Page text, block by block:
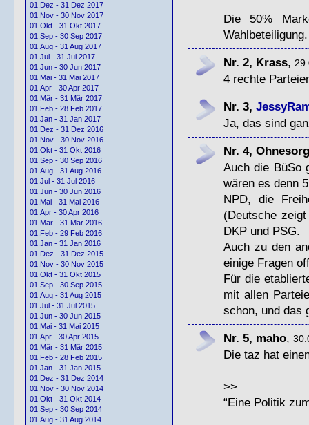
01.Dez - 31 Dez 2017
01.Nov - 30 Nov 2017
01.Okt - 31 Okt 2017
01.Sep - 30 Sep 2017
01.Aug - 31 Aug 2017
01.Jul - 31 Jul 2017
01.Jun - 30 Jun 2017
01.Mai - 31 Mai 2017
01.Apr - 30 Apr 2017
01.Mär - 31 Mär 2017
01.Feb - 28 Feb 2017
01.Jan - 31 Jan 2017
01.Dez - 31 Dez 2016
01.Nov - 30 Nov 2016
01.Okt - 31 Okt 2016
01.Sep - 30 Sep 2016
01.Aug - 31 Aug 2016
01.Jul - 31 Jul 2016
01.Jun - 30 Jun 2016
01.Mai - 31 Mai 2016
01.Apr - 30 Apr 2016
01.Mär - 31 Mär 2016
01.Feb - 29 Feb 2016
01.Jan - 31 Jan 2016
01.Dez - 31 Dez 2015
01.Nov - 30 Nov 2015
01.Okt - 31 Okt 2015
01.Sep - 30 Sep 2015
01.Aug - 31 Aug 2015
01.Jul - 31 Jul 2015
01.Jun - 30 Jun 2015
01.Mai - 31 Mai 2015
01.Apr - 30 Apr 2015
01.Mär - 31 Mär 2015
01.Feb - 28 Feb 2015
01.Jan - 31 Jan 2015
01.Dez - 31 Dez 2014
01.Nov - 30 Nov 2014
01.Okt - 31 Okt 2014
01.Sep - 30 Sep 2014
01.Aug - 31 Aug 2014
Die 50%
Wahlbeteiligung.
Nr. 2, Krass,
4 rechte
Nr. 3,
Ja, das sind
Nr. 4,
Auch die BüSo
wären es denn
NPD, die
(Deutsche
DKPund PSG.
Auch zu den
einige Fragen
Für die
mit allen
schon, und das
Nr. 5, maho,
Die taz hat
>>
“Eine Politik